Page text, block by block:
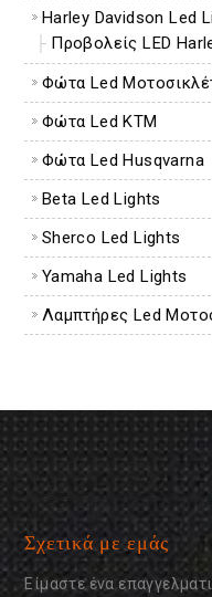
Harley Davidson Led
Προβολείς LED
Φώτα Led
Φώτα Led KTM
Φώτα Led Husqvarna
Beta Led Lights
Sherco Led Lights
Yamaha Led Lights
Λαμπτήρες Led
Σχετικά με εμάς
Είμαστε ένα